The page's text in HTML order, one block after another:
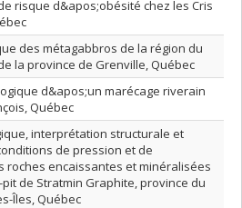
risque d&apos;obésité chez les Cris
des métagabbros de la région du
la province de Grenville, Québec
d&apos;un marécage riverain
Québec
interprétation structurale et
de pression et de
roches encaissantes et minéralisées
de Stratmin Graphite, province du
Îles, Québec